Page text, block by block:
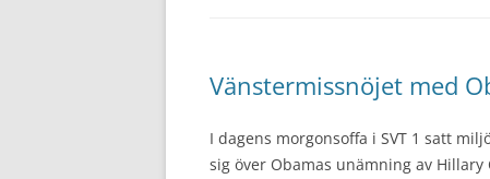
Vänstermissnöjet med
I dagens morgonsoffa i SVT 1 satt
sig över Obamas unämning av